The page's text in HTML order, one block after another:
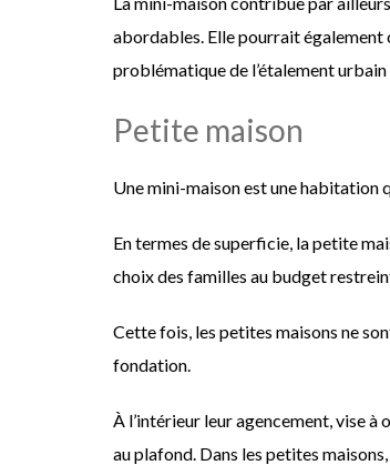
abordables. Elle pourrait
problématique de l’étalement
Petite maison
Une mini-maison est une habitation
En termes de superficie, la petite
choix des familles au budget
Cette fois, les petites maisons ne
fondation.
À l’intérieur leur agencement, vise à
au plafond. Dans les petites